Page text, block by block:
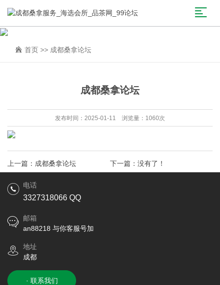
首页 >> 成都桑拿论坛
成都桑拿论坛
发布时间：2025-01-11 浏览量：1060次
上一篇： 成都桑拿论坛 下一篇：没有了！
电话
3327318066 QQ
邮箱
an88218 与你客服号加
地址
成都
· 联系我们